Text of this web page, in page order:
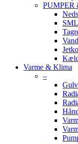
PUMPER
Varme & Klima
–